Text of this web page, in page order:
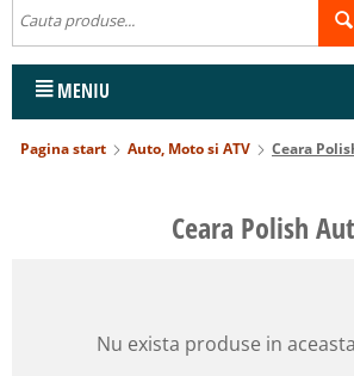
MENIU
Pagina start Auto, Moto si ATV Ceara
Ceara Polish
Nu exista produse in